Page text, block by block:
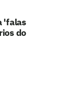
'falas
do